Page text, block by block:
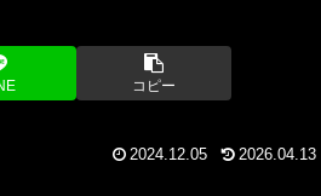
コピー
2024.12.05 2026.04.13